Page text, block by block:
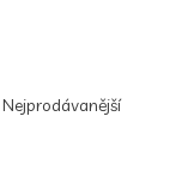
Nejprodávanější